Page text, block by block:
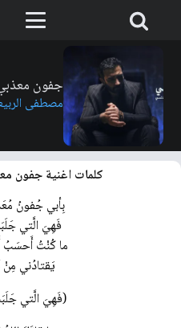
جفون
مصطفى
كلمات اغنية جفون
بِأبي جُفونُ
فَهِيَ الَّتي
ما كُنْتُ أَحسَبُ
يَقتادُني
(فَهِيَ الَّتي